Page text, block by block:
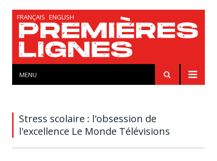
FRANÇAIS ENGLISH
MENU
Stress scolaire : l'obsession de
l'excellence Le Monde Télévisions